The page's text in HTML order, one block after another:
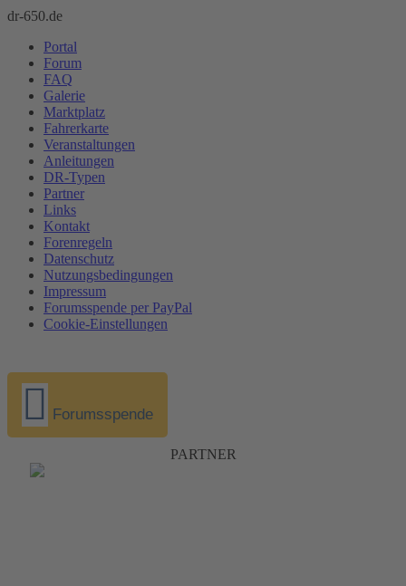
dr-650.de
Portal
Forum
FAQ
Galerie
Marktplatz
Fahrerkarte
Veranstaltungen
Anleitungen
DR-Typen
Partner
Links
Kontakt
Forenregeln
Datenschutz
Nutzungsbedingungen
Impressum
Forumsspende per PayPal
Cookie-Einstellungen
Forumsspende
PARTNER